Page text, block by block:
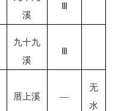
溪
Ⅲ
九十九
溪
Ⅲ
厝上溪 —
无
水